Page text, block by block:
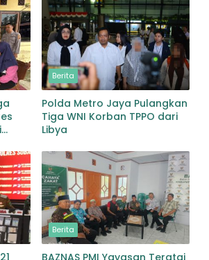
Berita
Polda Metro Jaya Pulangkan
Tiga WNI Korban TPPO dari
Libya
Berita
BAZNAS PMI Yayasan Teratai